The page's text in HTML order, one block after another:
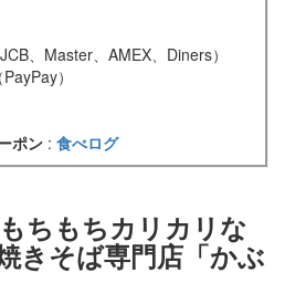
、Master、AMEX、Diners）
）
ポン : 食べログ
ちもちカリカリな
きそば専門店「かぶ